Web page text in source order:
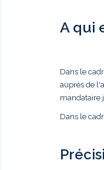
A qui
Dans le
auprès de
mandataire
Dans le